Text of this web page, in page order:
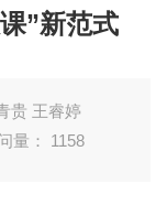
”新范式
贵 王睿婷
量： 1158